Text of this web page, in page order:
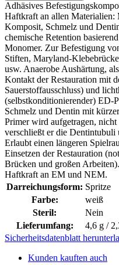
Adhäsives
Haftkraft an allen Materialien:
Komposit, Schmelz und
chemische Retention
Monomer. Zur Befestigung
Stiften, Maryland-
usw. Anaerobe Aushärtung,
Kontakt der Restauration mit
Sauerstoffausschluss) und
(selbstkonditionierender) ED-
Schmelz und Dentin mit
Primer wird aufgetragen,
verschließt er die Dentintubuli
Erlaubt einen längeren
Einsetzen der Restauration
Brücken und großen
Haftkraft an EM und NEM.
Darreichungsform: Spritze
Farbe:
weiß
Steril:
Nein
Lieferumfang:
4,6 g /
Sicherheitsdatenblatt
Kunden kauften auch